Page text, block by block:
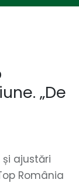
„De
ajustări
România